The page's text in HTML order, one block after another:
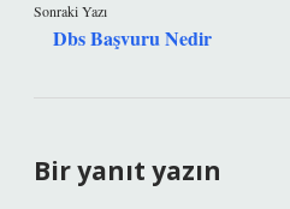
Sonraki Yazı
Dbs Başvuru Nedir
Bir yanıt yazın